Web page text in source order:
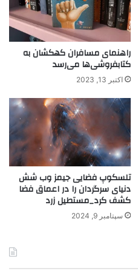
راهنمای مسافران کهکشان به
کتابفروشی‌ها می‌رسد
اکتبر 13, 2023
تلسکوپ فضایی جیمز وب شش
دنیای سرگردان را در اعماق فضا
کشف کرد_مستطیل زرد
سپتامبر 9, 2024